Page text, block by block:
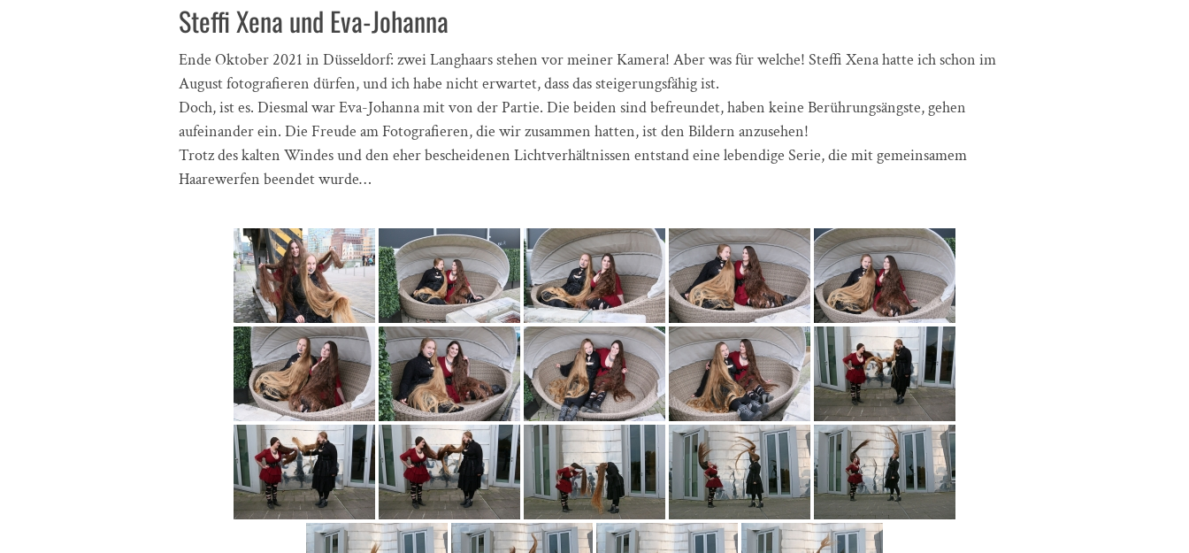
Steffi Xena und Eva-Johanna
Ende Oktober 2021 in Düsseldorf: zwei Langhaars stehen vor meiner Kamera! Aber was für welche! Steffi Xena hatte ich schon im
August fotografieren dürfen, und ich habe nicht erwartet, dass das steigerungsfähig ist.
Doch, ist es. Diesmal war Eva-Johanna mit von der Partie. Die beiden sind befreundet, haben keine Berührungsängste, gehen
aufeinander ein. Die Freude am Fotografieren, die wir zusammen hatten, ist den Bildern anzusehen!
Trotz des kalten Windes und den eher bescheidenen Lichtverhältnissen entstand eine lebendige Serie, die mit gemeinsamem
Haarewerfen beendet wurde…